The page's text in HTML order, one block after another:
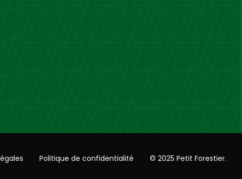
Politique de confidentialité © 2025 Petit Forestier.